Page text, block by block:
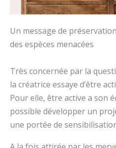
Un message de
des espèces menacées
Très concernée par la
la créatrice essaye d’être
Pour elle, être active a son
possible développer un
une portée de